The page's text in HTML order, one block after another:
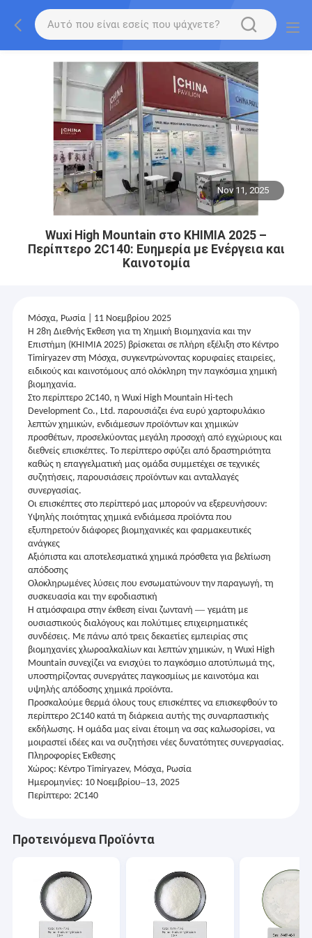
Nov 11, 2025
Wuxi High Mountain στο KHIMIA 2025 –
Περίπτερο 2C140: Ευημερία με Ενέργεια και
Καινοτομία
Μόσχα, Ρωσία | 11 Νοεμβρίου 2025
Η 28η Διεθνής Έκθεση για τη Χημική Βιομηχανία και την
Επιστήμη (KHIMIA 2025) βρίσκεται σε πλήρη εξέλιξη στο Κέντρο
Timiryazev στη Μόσχα, συγκεντρώνοντας κορυφαίες εταιρείες,
ειδικούς και καινοτόμους από ολόκληρη την παγκόσμια χημική
βιομηχανία.
Στο περίπτερο 2C140, η Wuxi High Mountain Hi-tech
Development Co., Ltd. παρουσιάζει ένα ευρύ χαρτοφυλάκιο
λεπτών χημικών, ενδιάμεσων προϊόντων και χημικών
προσθέτων, προσελκύοντας μεγάλη προσοχή από εγχώριους και
διεθνείς επισκέπτες. Το περίπτερο σφύζει από δραστηριότητα
καθώς η επαγγελματική μας ομάδα συμμετέχει σε τεχνικές
συζητήσεις, παρουσιάσεις προϊόντων και ανταλλαγές
συνεργασίας.
Οι επισκέπτες στο περίπτερό μας μπορούν να εξερευνήσουν:
Υψηλής ποιότητας χημικά ενδιάμεσα προϊόντα που
εξυπηρετούν διάφορες βιομηχανικές και φαρμακευτικές
ανάγκες
Αξιόπιστα και αποτελεσματικά χημικά πρόσθετα για βελτίωση
απόδοσης
Ολοκληρωμένες λύσεις που ενσωματώνουν την παραγωγή, τη
συσκευασία και την εφοδιαστική
Η ατμόσφαιρα στην έκθεση είναι ζωντανή — γεμάτη με
ουσιαστικούς διαλόγους και πολύτιμες επιχειρηματικές
συνδέσεις. Με πάνω από τρεις δεκαετίες εμπειρίας στις
βιομηχανίες χλωροαλκαλίων και λεπτών χημικών, η Wuxi High
Mountain συνεχίζει να ενισχύει το παγκόσμιο αποτύπωμά της,
υποστηρίζοντας συνεργάτες παγκοσμίως με καινοτόμα και
υψηλής απόδοσης χημικά προϊόντα.
Προσκαλούμε θερμά όλους τους επισκέπτες να επισκεφθούν το
περίπτερο 2C140 κατά τη διάρκεια αυτής της συναρπαστικής
εκδήλωσης. Η ομάδα μας είναι έτοιμη να σας καλωσορίσει, να
μοιραστεί ιδέες και να συζητήσει νέες δυνατότητες συνεργασίας.
Πληροφορίες Έκθεσης
Χώρος: Κέντρο Timiryazev, Μόσχα, Ρωσία
Ημερομηνίες: 10 Νοεμβρίου–13, 2025
Περίπτερο: 2C140
Προτεινόμενα Προϊόντα